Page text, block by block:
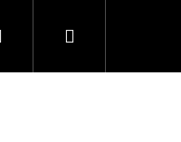
PřihlášeníNákupní